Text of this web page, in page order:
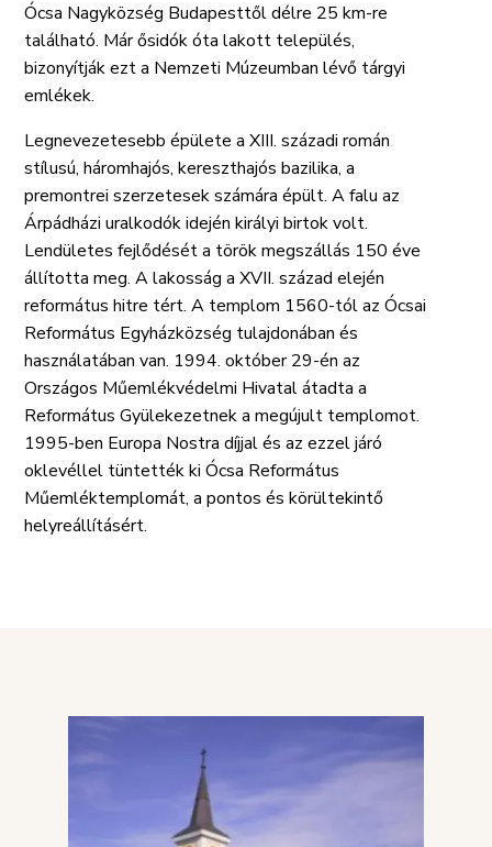
Ócsa Nagyközség Budapesttől délre 25 km-re
található. Már ősidók óta lakott település,
bizonyítják ezt a Nemzeti Múzeumban lévő tárgyi
emlékek.
Legnevezetesebb épülete a XIII. századi román
stílusú, háromhajós, kereszthajós bazilika, a
premontrei szerzetesek számára épült. A falu az
Árpádházi uralkodók idején királyi birtok volt.
Lendületes fejlődését a török megszállás 150 éve
állította meg. A lakosság a XVII. század elején
református hitre tért. A templom 1560-tól az Ócsai
Református Egyházközség tulajdonában és
használatában van. 1994. október 29-én az
Országos Műemlékvédelmi Hivatal átadta a
Református Gyülekezetnek a megújult templomot.
1995-ben Europa Nostra díjjal és az ezzel járó
oklevéllel tüntették ki Ócsa Református
Műemléktemplomát, a pontos és körültekintő
helyreállításért.